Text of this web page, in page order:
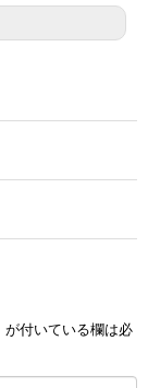
が付いている欄は必